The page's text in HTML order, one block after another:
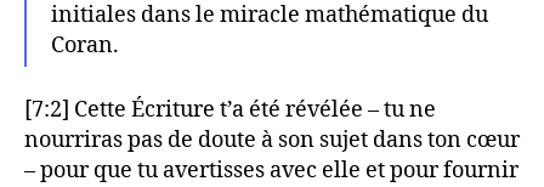
initiales dans le miracle mathématique du
Coran.
[7:2] Cette Écriture t’a été révélée – tu ne
nourriras pas de doute à son sujet dans ton cœur
– pour que tu avertisses avec elle et pour fournir